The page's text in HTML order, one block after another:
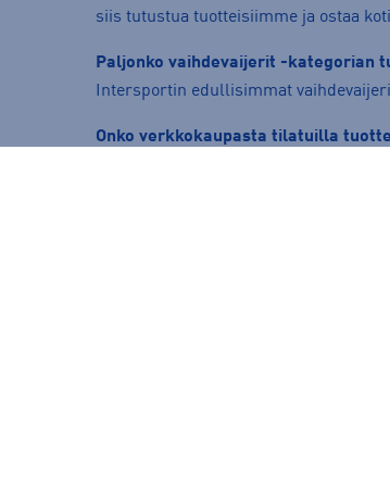
siis tutustua tuotteisiimme ja ostaa
Paljonko vaihdevaijerit -kategorian
Intersportin edullisimmat
Onko verkkokaupasta tilatuilla